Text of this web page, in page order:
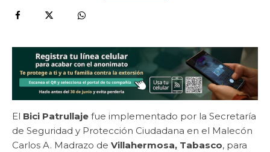
El Bici Patrullaje fue implementado por la Secretaría
de Seguridad y Protección Ciudadana en el Malecón
Carlos A. Madrazo de Villahermosa, Tabasco, para